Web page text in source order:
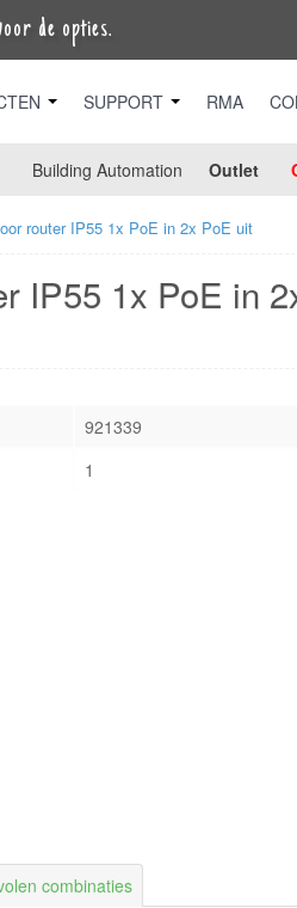
de opties.
SUPPORT RMA
Building Automation Outlet
router IP55 1x PoE in 2x PoE uit
IP55 1x PoE in
921339
1
combinaties